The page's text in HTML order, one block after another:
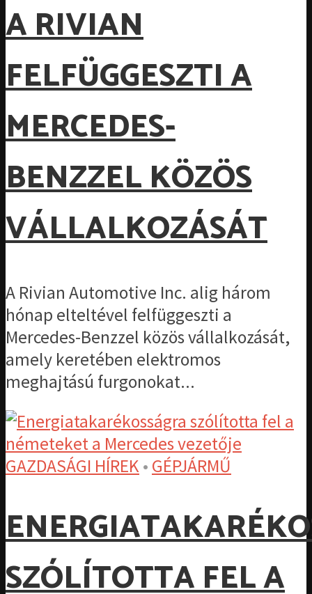
A RIVIAN
FELFÜGGESZTI A
MERCEDES-
BENZZEL KÖZÖS
VÁLLALKOZÁSÁT
A Rivian Automotive Inc. alig három
hónap elteltével felfüggeszti a
Mercedes-Benzzel közös vállalkozását,
amely keretében elektromos
meghajtású furgonokat...
GAZDASÁGI HÍREK• GÉPJÁRMŰ
SZÓLÍTOTTA FEL A